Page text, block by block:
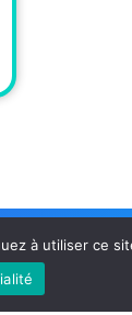
à utiliser ce